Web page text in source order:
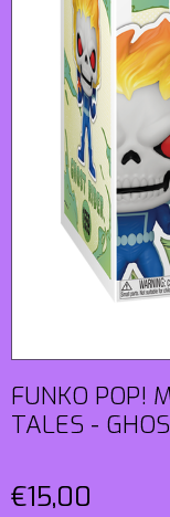
FUNKO POP!
TALES -
€15,00